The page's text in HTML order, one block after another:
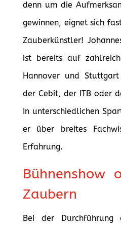
denn um die
gewinnen, eignet sich
Zauberkünstler!
ist bereits auf
Hannover und
der Cebit, der ITB oder
In unterschiedlichen
er über breites
Erfahrung.
Bühnenshow
Zaubern
Bei der Durchführung